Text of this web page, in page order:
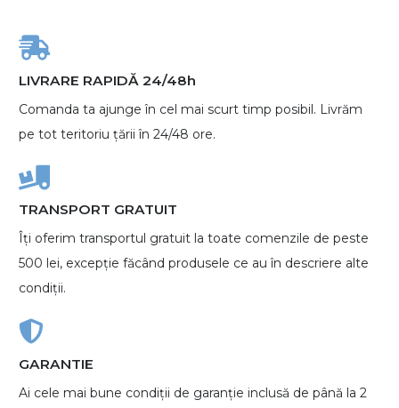
LIVRARE RAPIDĂ 24/48h
Comanda ta ajunge în cel mai scurt timp posibil. Livrăm
pe tot teritoriu țării în 24/48 ore.
TRANSPORT GRATUIT
Îți oferim transportul gratuit la toate comenzile de peste
500 lei, excepție făcând produsele ce au în descriere alte
condiții.
GARANTIE
Ai cele mai bune condiții de garanție inclusă de până la 2